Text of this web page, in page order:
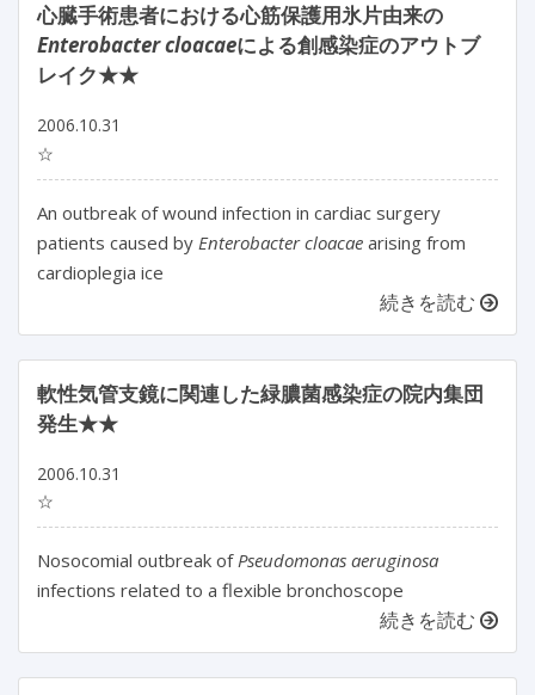
心臓手術患者における心筋保護用氷片由来の
Enterobacter cloacaeによる創感染症のアウトブ
レイク★★
2006.10.31
☆
An outbreak of wound infection in cardiac surgery
patients caused by Enterobacter cloacae arising from
cardioplegia ice
続きを読む
軟性気管支鏡に関連した緑膿菌感染症の院内集団
発生★★
2006.10.31
☆
Nosocomial outbreak of Pseudomonas aeruginosa
infections related to a flexible bronchoscope
続きを読む